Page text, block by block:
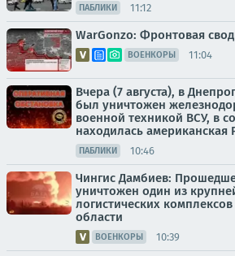
ПАБЛИКИ 11:12
WarGonzo: Фронтовая
ВОЕНКОРЫ 11:04
Вчера (7 августа), в
был уничтожен
военной техникой ВСУ, в
находилась американская
ПАБЛИКИ 10:46
Чингис Дамбиев:
уничтожен один из
логистических
области
ВОЕНКОРЫ 10:39